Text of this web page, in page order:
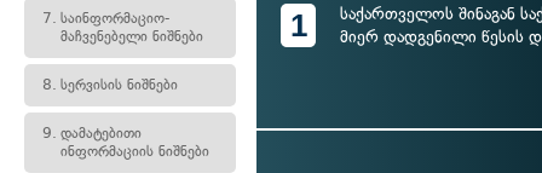
7. საინფორმაციო-
მაჩვენებელი ნიშნები
8. სერვისის ნიშნები
9. დამატებითი
ინფორმაციის ნიშნები
1
საქართველოს შინაგან
მიერ დადგენილი წესის